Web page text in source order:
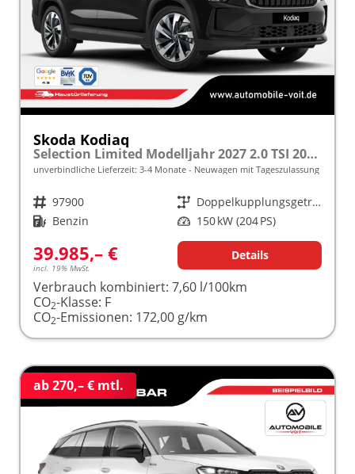
Skoda Kodiaq
Selection Limited Modelljahr 2027 2.0 TSI 204 PS DSG 4x4 5 J. Garantie/AHK/NAVI/SHZ/KAMERA/LED frei konfigurierbar!
unverbindliche Lieferzeit: 3-4 Monate Neuwagen mit Tageszulassung
Fahrzeugnr. 97900 Getriebe
Doppelkupplungsgetriebe (DSG)
Kraftstoff Benzin Leistung 150 kW (204 PS)
39.985,– €
incl. 19% MwSt.
Details
Verbrauch kombiniert: 7,60 l/100km
CO2-Klasse: F
CO2-Emissionen: 172,00 g/km
ab 270,– € mtl.